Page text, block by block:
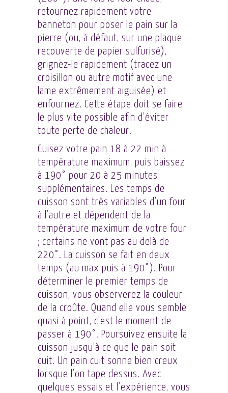
retournez rapidement votre
banneton pour poser le pain sur la
pierre (ou, à défaut, sur une plaque
recouverte de papier sulfurisé),
grignez-le rapidement (tracez un
croisillon ou autre motif avec une
lame extrêmement aiguisée) et
enfournez. Cette étape doit se faire
le plus vite possible afin d’éviter
toute perte de chaleur.
Cuisez votre pain 18 à 22 min à
température maximum, puis baissez
à 190° pour 20 à 25 minutes
supplémentaires. Les temps de
cuisson sont très variables d’un four
à l’autre et dépendent de la
température maximum de votre four
; certains ne vont pas au delà de
220°. La cuisson se fait en deux
temps (au max puis à 190°). Pour
déterminer le premier temps de
cuisson, vous observerez la couleur
de la croûte. Quand elle vous semble
quasi à point, c’est le moment de
passer à 190°. Poursuivez ensuite la
cuisson jusqu’à ce que le pain soit
cuit. Un pain cuit sonne bien creux
lorsque l’on tape dessus. Avec
quelques essais et l’expérience, vous